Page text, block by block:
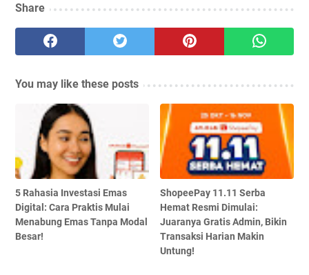
Share
You may like these posts
5 Rahasia Investasi Emas
Digital: Cara Praktis Mulai
Menabung Emas Tanpa Modal
Besar!
ShopeePay 11.11 Serba
Hemat Resmi Dimulai:
Juaranya Gratis Admin, Bikin
Transaksi Harian Makin
Untung!